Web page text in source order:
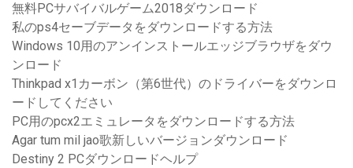
無料PCサバイバルゲーム2018ダウンロード
私のps4セーブデータをダウンロードする方法
Windows 10用のアンインストールエッジブラウザをダウ
ンロード
Thinkpad x1カーボン（第6世代）のドライバーをダウンロ
ードしてください
PC用のpcx2エミュレータをダウンロードする方法
Agar tum mil jao歌新しいバージョンダウンロード
Destiny 2 PCダウンロードヘルプ